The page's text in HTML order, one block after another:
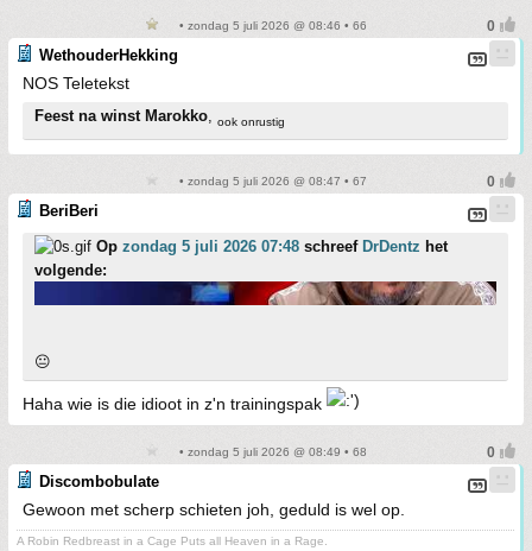
• zondag 5 juli 2026 @ 08:46 • 66
WethouderHekking
NOS Teletekst
Feest na winst Marokko, ook onrustig
• zondag 5 juli 2026 @ 08:47 • 67
BeriBeri
Op zondag 5 juli 2026 07:48 schreef DrDentz het
volgende:
😐
Haha wie is die idioot in z'n trainingspak
• zondag 5 juli 2026 @ 08:49 • 68
Discombobulate
Gewoon met scherp schieten joh, geduld is wel op.
A Robin Redbreast in a Cage Puts all Heaven in a Rage.